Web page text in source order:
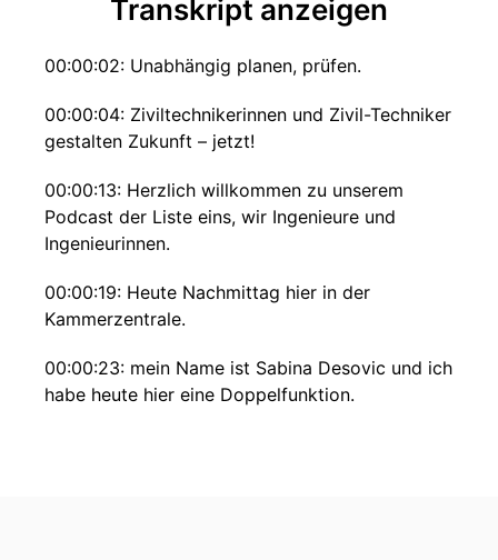
Transkript anzeigen
00:00:02: Unabhängig planen, prüfen.
00:00:04: Ziviltechnikerinnen und Zivil-Techniker
gestalten Zukunft – jetzt!
00:00:13: Herzlich willkommen zu unserem
Podcast der Liste eins, wir Ingenieure und
Ingenieurinnen.
00:00:19: Heute Nachmittag hier in der
Kammerzentrale.
00:00:23: mein Name ist Sabina Desovic und ich
habe heute hier eine Doppelfunktion.